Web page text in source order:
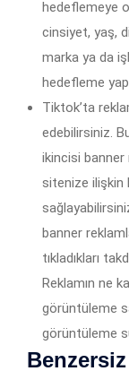
hedeflemeye
cinsiyet, yaş,
marka ya da
hedefleme
Tiktok’ta
edebilirsiniz.
ikincisi banner
sitenize ilişkin
banner
tıkladıkları
Reklamın ne
görüntüleme
görüntüleme